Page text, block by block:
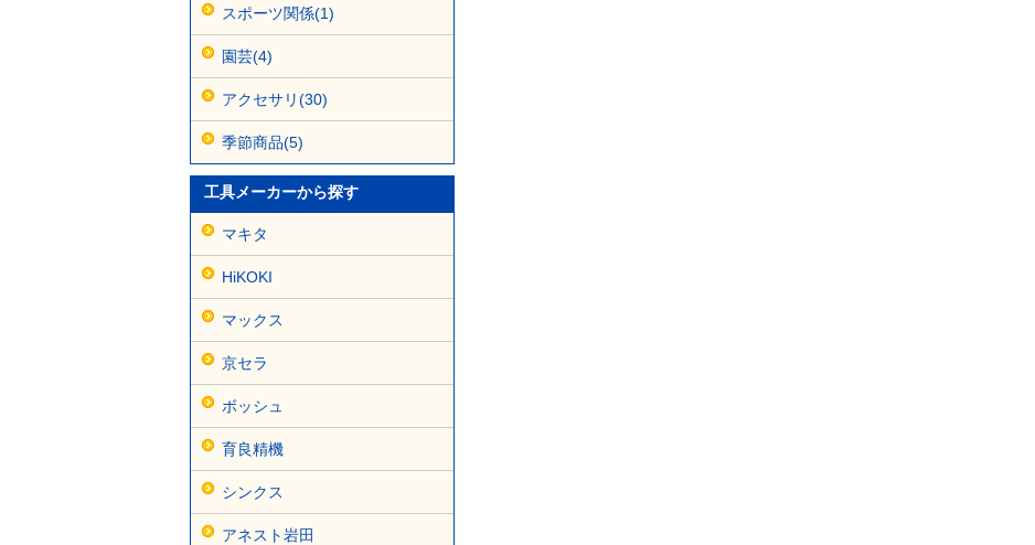
スポーツ関係(1)
園芸(4)
アクセサリ(30)
季節商品(5)
工具メーカーから探す
マキタ
HiKOKI
マックス
京セラ
ボッシュ
育良精機
シンクス
アネスト岩田